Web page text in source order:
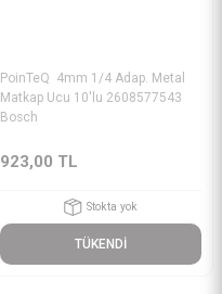
PoinTeQ 4mm 1/4 Adap. Metal
Matkap Ucu 10'lu 2608577543
Bosch
923,00 TL
Stokta yok
TÜKENDİ